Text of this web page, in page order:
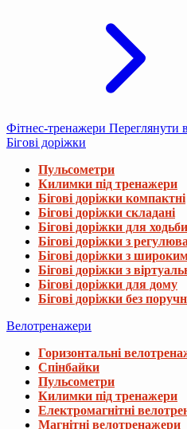
Фітнес-тренажери Переглянути
Бігові доріжки
Пульсометри
Килимки під тренажери
Бігові доріжки компактні
Бігові доріжки складані
Бігові доріжки для ходьби
Бігові доріжки з
Бігові доріжки з
Бігові доріжки з
Бігові доріжки для дому
Бігові доріжки без
Велотренажери
Горизонтальні
Спінбайки
Пульсометри
Килимки під тренажери
Електромагнітні
Магнітні велотренажери